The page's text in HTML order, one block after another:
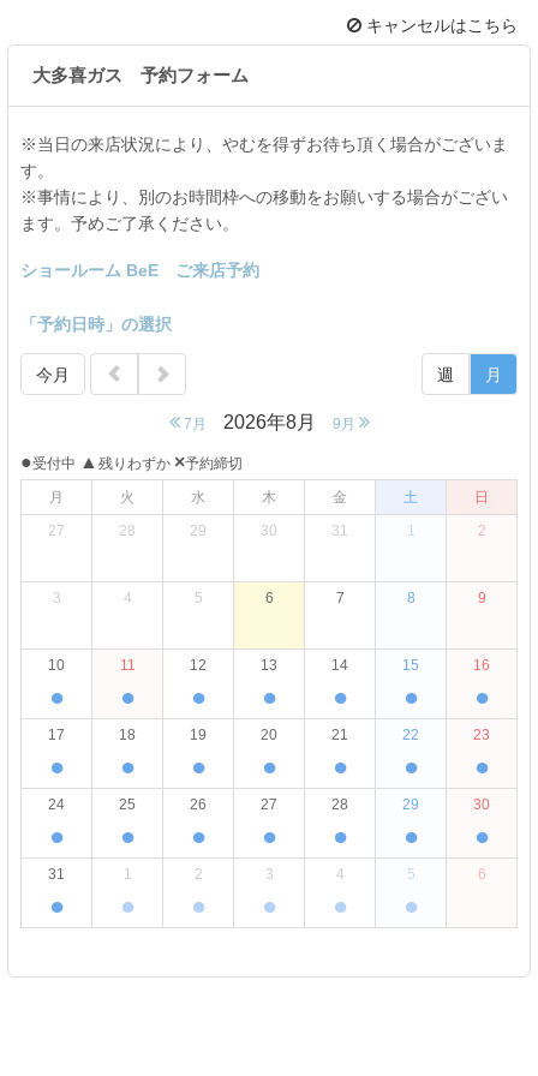
キャンセルはこちら
大多喜ガス 予約フォーム
※当日の来店状況により、やむを得ずお待ち頂く場合がございま
す。
※事情により、別のお時間枠への移動をお願いする場合がござい
ます。予めご了承ください。
ショールーム BeE ご来店予約
「予約日時」の選択
今月
7月 2026年8月 9月
週 月
●受付中 ▲ 残りわずか ×予約締切
月
火 水 木 金 土
日
27
28 29 30 31 1 2
3 4 5 6 7 8 9
10
●
11
●
12
●
13
●
14
●
15
●
16
●
17
●
18
●
19
●
20
●
21
●
22
●
23
●
24
●
25
●
26
●
27
●
28
●
29
●
30
●
31
●
1
●
2
●
3
●
4
●
5
●
6